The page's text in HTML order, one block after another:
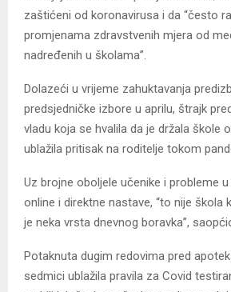
zaštićeni od koronavirusa i da “često
promjenama zdravstvenih mjera od
nadređenih u školama”.
Dolazeći u vrijeme zahuktavanja
predsjedničke izbore u aprilu, štrajk
vladu koja se hvalila da je držala škole
ublažila pritisak na roditelje tokom
Uz brojne oboljele učenike i probleme
online i direktne nastave, “to nije škola
je neka vrsta dnevnog boravka”,
Potaknuta dugim redovima pred
sedmici ublažila pravila za Covid